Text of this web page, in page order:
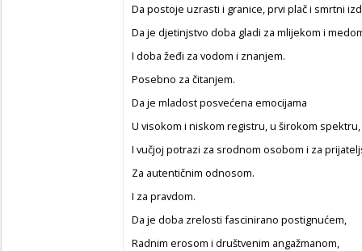
Da postoje uzrasti i granice, prvi plač i smrtni
Da je djetinjstvo doba gladi za mlijekom i
I doba žeđi za vodom i znanjem.
Posebno za čitanjem.
Da je mladost posvećena emocijama
U visokom i niskom registru, u širokom spektru,
I vučjoj potrazi za srodnom osobom i za
Za autentičnim odnosom.
I za pravdom.
Da je doba zrelosti fascinirano postignućem,
Radnim erosom i društvenim angažmanom,